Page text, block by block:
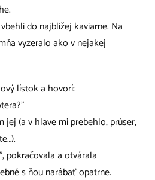
do najbližej kaviarne. Na
vyzeralo ako v nejakej
lístok a hovorí:
jej (a v hlave mi prebehlo, prúser,
pokračovala a otvárala
s ňou narábať opatrne.